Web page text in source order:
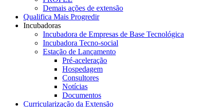
Demais ações de extensão
Qualifica Mais Progredir
Incubadoras
Incubadora de Empresas de Base Tecnológica
Incubadora Tecno-social
Estação de Lançamento
Pré-aceleração
Hospedagem
Consultores
Notícias
Documentos
Curricularização da Extensão